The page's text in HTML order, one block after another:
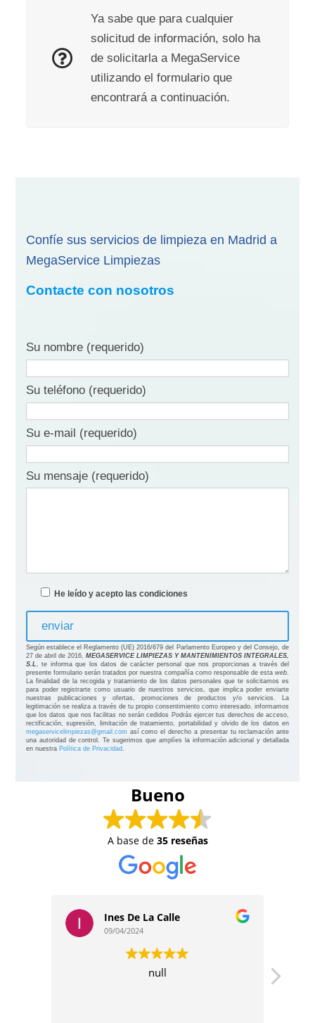
Ya sabe que para cualquier
solicitud de información, solo ha
de solicitarla a MegaService
utilizando el formulario que
encontrará a continuación.
Confíe sus servicios de limpieza en Madrid a
MegaService Limpiezas
Contacte con nosotros
Su nombre (requerido)
Su teléfono (requerido)
Su e-mail (requerido)
Su mensaje (requerido)
He leído y acepto las condiciones
Según establece el Reglamento (UE) 2016/679 del Parlamento Europeo y del Consejo, de
27 de abril de 2016,MEGASERVICE LIMPIEZAS Y MANTENIMIENTOS INTEGRALES,
S.L. te informa que los datos de carácter personal que nos proporcionas a través del
presente formulario serán tratados por nuestra compañía como responsable de estaweb.
La finalidad de la recogida y tratamiento de los datos personales que te solicitamos es
para poder registrarte como usuario de nuestros servicios, que implica poder enviarte
nuestras publicaciones y ofertas, promociones de productos y/o servicios. La
legitimación se realiza a través de tu propio consentimiento como interesado. informamos
que los datos que nos facilitas no serán cedidos Podrás ejercer tus derechos de acceso,
rectificación, supresión, limitación de tratamiento, portabilidad y olvido de los datos en
megaservicelimpiezas@gmail.com así como el derecho a presentar tu reclamación ante
una autoridad de control. Te sugerimos que amplíes la información adicional y detallada
en nuestra Política de Privacidad.
Bueno
A base de 35 reseñas
Ines De La Calle
09/04/2024
Son
empresa.